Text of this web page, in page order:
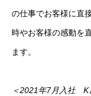
の仕事でお客様に直
時やお客様の感動を
ます。
＜2021年7月入社 K